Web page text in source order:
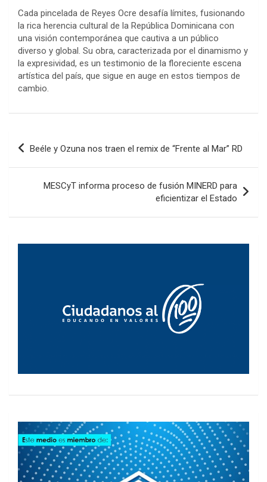
Cada pincelada de Reyes Ocre desafía límites, fusionando
la rica herencia cultural de la República Dominicana con
una visión contemporánea que cautiva a un público
diverso y global. Su obra, caracterizada por el dinamismo y
la expresividad, es un testimonio de la floreciente escena
artística del país, que sigue en auge en estos tiempos de
cambio.
Navegación
de
Beéle y Ozuna nos traen el remix de “Frente al Mar” RD
MESCyT informa proceso de fusión MINERD para
eficientizar el Estado